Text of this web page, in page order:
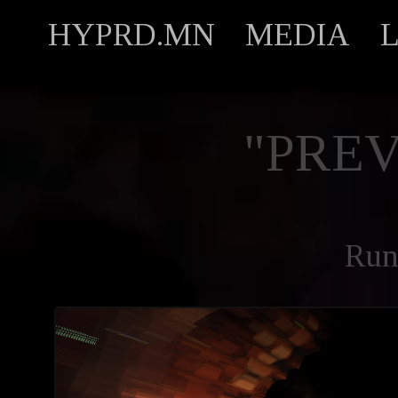
HYPRD.MN MEDIA